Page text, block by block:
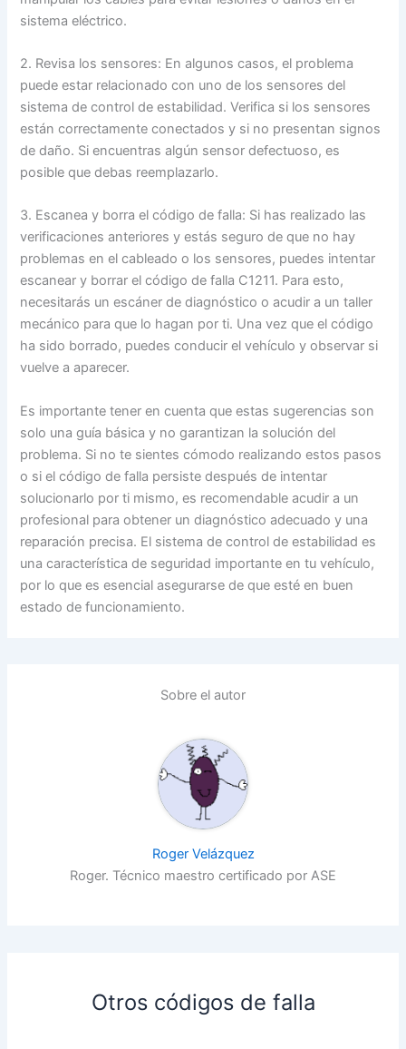
sistema eléctrico.
2. Revisa los sensores: En algunos casos, el problema
puede estar relacionado con uno de los sensores del
sistema de control de estabilidad. Verifica si los sensores
están correctamente conectados y si no presentan signos
de daño. Si encuentras algún sensor defectuoso, es
posible que debas reemplazarlo.
3. Escanea y borra el código de falla: Si has realizado las
verificaciones anteriores y estás seguro de que no hay
problemas en el cableado o los sensores, puedes intentar
escanear y borrar el código de falla C1211. Para esto,
necesitarás un escáner de diagnóstico o acudir a un taller
mecánico para que lo hagan por ti. Una vez que el código
ha sido borrado, puedes conducir el vehículo y observar si
vuelve a aparecer.
Es importante tener en cuenta que estas sugerencias son
solo una guía básica y no garantizan la solución del
problema. Si no te sientes cómodo realizando estos pasos
o si el código de falla persiste después de intentar
solucionarlo por ti mismo, es recomendable acudir a un
profesional para obtener un diagnóstico adecuado y una
reparación precisa. El sistema de control de estabilidad es
una característica de seguridad importante en tu vehículo,
por lo que es esencial asegurarse de que esté en buen
estado de funcionamiento.
Sobre el autor
Roger Velázquez
Roger. Técnico maestro certificado por ASE
Otros códigos de falla